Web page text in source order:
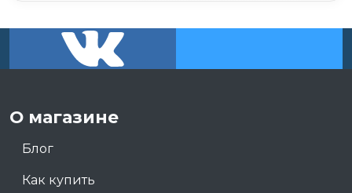
О магазине
Блог
Как купить